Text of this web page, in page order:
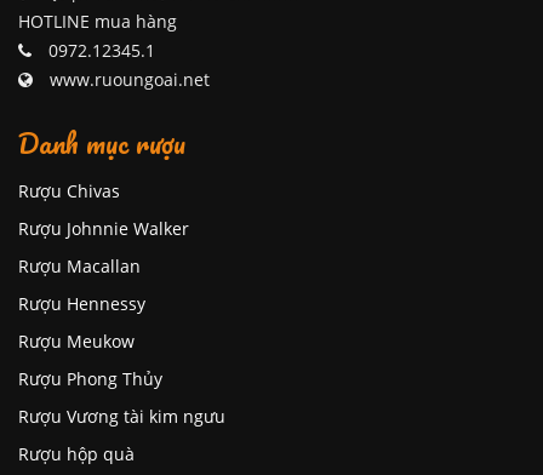
HOTLINE mua hàng
0972.12345.1
www.ruoungoai.net
Danh mục rượu
Rượu Chivas
Rượu Johnnie Walker
Rượu Macallan
Rượu Hennessy
Rượu Meukow
Rượu Phong Thủy
Rượu Vương tài kim ngưu
Rượu hộp quà